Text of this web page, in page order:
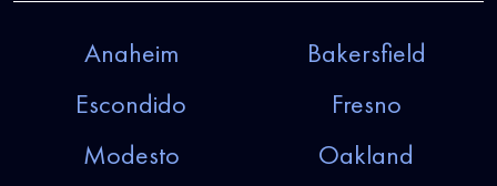
Anaheim
Bakersfield
Escondido
Fresno
Modesto
Oakland